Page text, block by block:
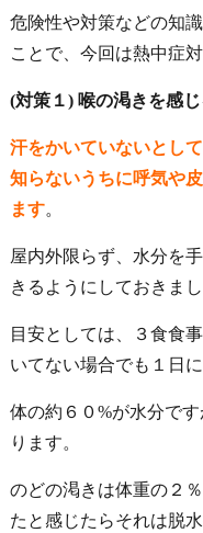
危険性や対策などの知
ことで、今回は熱中症
(対策１) 喉の渇きを感
汗をかいていないとし
知らないうちに呼気や
ます。
屋内外限らず、水分を
きるようにしておきまし
目安としては、３食食
いてない場合でも１日
体の約６０%が水分で
ります。
のどの渇きは体重の２
たと感じたらそれは脱